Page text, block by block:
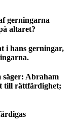
gerningarna
altaret?
i hans gerningar,
Abraham
till rättfärdighet;